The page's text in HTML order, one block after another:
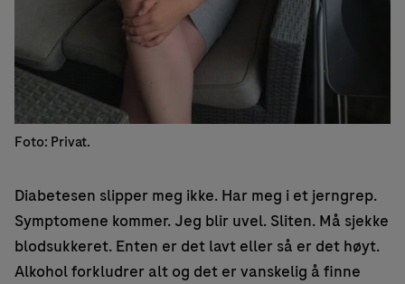
Foto: Privat.
Diabetesen slipper meg ikke. Har meg i et jerngrep.
Symptomene kommer. Jeg blir uvel. Sliten. Må sjekke
blodsukkeret. Enten er det lavt eller så er det høyt.
Alkohol forkludrer alt og det er vanskelig å finne